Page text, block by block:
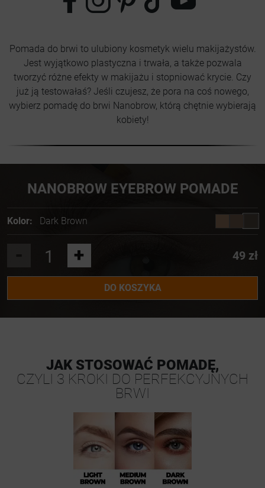
Pomada do brwi to ulubiony kosmetyk wielu makijażystów.
Jest wyjątkowo plastyczna i trwała, a także pozwala
tworzyć różne efekty w makijażu i stopniować krycie. Czy
już ją testowałaś? Jeśli czujesz, że pora na coś nowego,
wybierz pomadę do brwi Nanobrow, którą chętnie wybierają
kobiety!
NANOBROW EYEBROW POMADE
Kolor: Dark Brown
+ 49 zł
DO KOSZYKA
JAK STOSOWAĆ POMADĘ,
CZYLI 3 KROKI DO PERFEKCYJNYCH
BRWI